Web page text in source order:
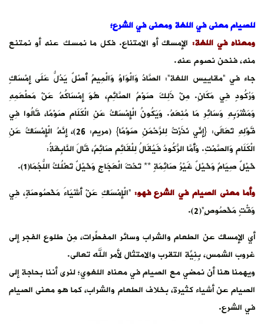
للصيام معنى في اللغة ومعنى في الشرع؛
ومعناه في اللغة: الإمساك أو الامتناع. فكل ما نمسك عنه أو نمتنع
منه، فنحن نصوم عنه.
جاء في “مقاييس اللغة”: الصَّادُ وَالْوَاوُ وَالْمِيمُ أَصْلٌ يَدُلُّ عَلَى إِمْسَاكٍ
وَرُكُودٍ فِي مَكَانٍ. مِنْ ذَلِكَ صَوْمُ الصَّائِمِ، هُوَ إِمْسَاكُهُ عَنْ مَطْعَمِهِ
وَمَشْرَبِهِ وَسَائِرِ مَا مُنِعَهُ. وَيَكُونُ الْإِمْسَاكُ عَنِ الْكَلَامِ صَوْمًا، قَالُوا فِي
قَوْلِهِ تَعَالَى: {إِنِّي نَذَرْتُ لِلرَّحْمَنِ صَوْمًا} (مريم: 26)، إِنَّهُ الْإِمْسَاكُ عَنِ
الْكَلَامِ وَالصَّمْتِ. وَأَمَّا الرُّكُودُ فَيُقَالُ لِلْقَائِمِ صَائِمٌ، قَالَ النَّابِغَةُ:
خَيْلٌ صِيَامٌ وَخَيْلٌ غَيْرُ صَائِمَةٍ ** تَحْتَ الْعَجَاجِ وَخَيْلٌ تَعْلُكُ اللُّجُمَا(1).
وأما معنى الصيام في الشرع فهو: “الْإِمْسَاكِ عَنْ أَشْيَاءَ مَخْصُوصَةٍ، فِي
وَقْتٍ مَخْصُوصٍ”(2).
أي الإمساك عن الطعام والشراب وسائر المفطِّرات، مِن طلوع الفجر إلى
غروب الشمس، بِنِيّةِ التقرب والامتثال لأمر الله تعالى.
ويهمنا هنا أن نمضي مع الصيام في معناه اللغوي؛ لنرى أننا بحاجة إلى
الصيام عن أشياء كثيرة، بخلاف الطعام والشراب، كما هو معنى الصيام
في الشرع.